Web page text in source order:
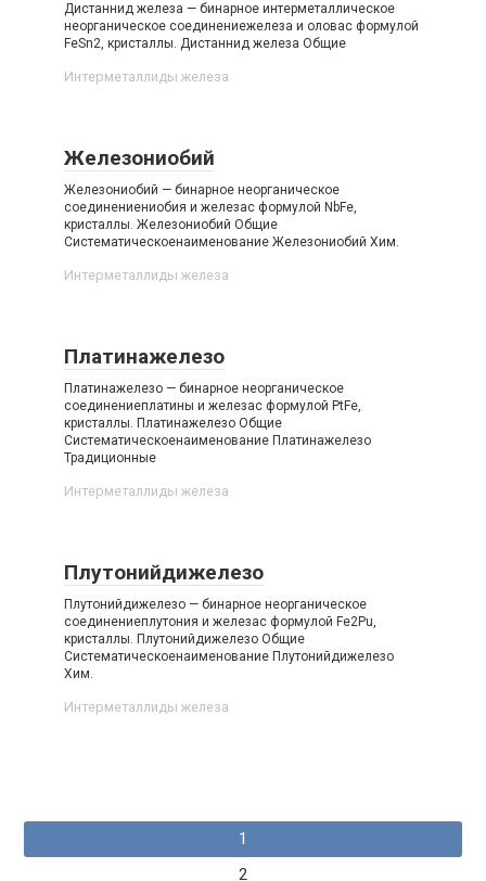
Дистаннид железа — бинарное интерметаллическое
неорганическое соединениежелеза и оловас формулой
FeSn2, кристаллы. Дистаннид железа Общие
Интерметаллиды железа‎
Железониобий
Железониобий — бинарное неорганическое
соединениениобия и железас формулой NbFe,
кристаллы. Железониобий Общие
Систематическоенаименование Железониобий Хим.
Интерметаллиды железа‎
Платинажелезо
Платинажелезо — бинарное неорганическое
соединениеплатины и железас формулой PtFe,
кристаллы. Платинажелезо Общие
Систематическоенаименование Платинажелезо
Традиционные
Интерметаллиды железа‎
Плутонийдижелезо
Плутонийдижелезо — бинарное неорганическое
соединениеплутония и железас формулой Fe2Pu,
кристаллы. Плутонийдижелезо Общие
Систематическоенаименование Плутонийдижелезо
Хим.
Интерметаллиды железа‎
по
1
2